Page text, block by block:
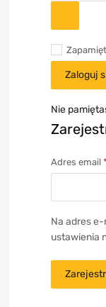
Zaloguj
Nie
Adres email *
Na adres
ustawienia